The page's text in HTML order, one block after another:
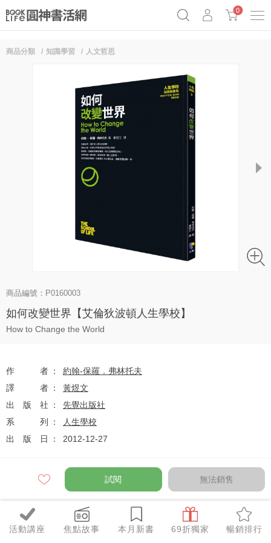
0
活動講座 焦點故事 本月新書 69折獨家 暢銷排行
商品分類 知識學習 人文哲思
next
商品編號：P0160003
如何改變世界【艾倫狄波頓人生學校】
How to Change the World
作者
約翰-保羅．弗林托夫
譯者
黃煜文
出版社
先覺出版社
系列
人生學校
出版日
2012-12-27
定價 $240
優惠價 折
試閱 無法銷售